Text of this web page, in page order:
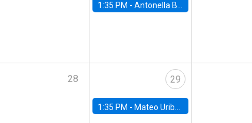
1:35 PM -Antonella Bancalari, Institute for Fiscal Studies (IFS) and Research Associate at University College London (UCL)
28 29
1:35 PM - Mateo Uribe-Castro, Universidad de los Andes (Colombia)